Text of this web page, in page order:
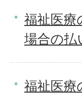
福祉医療
場合の払
福祉医療